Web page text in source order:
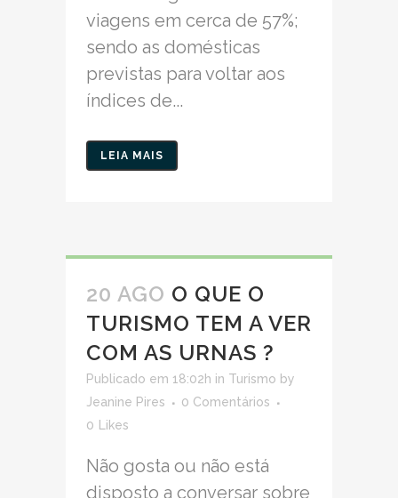
viagens em cerca de 57%;
sendo as domésticas
previstas para voltar aos
índices de...
LEIA MAIS
20 AGO O QUE O
TURISMO TEM A VER
COM AS URNAS ?
Publicado em 18:02h in Turismo by
Jeanine Pires
0 Comentários
0
Likes
Não gosta ou não está
disposto a conversar sobre